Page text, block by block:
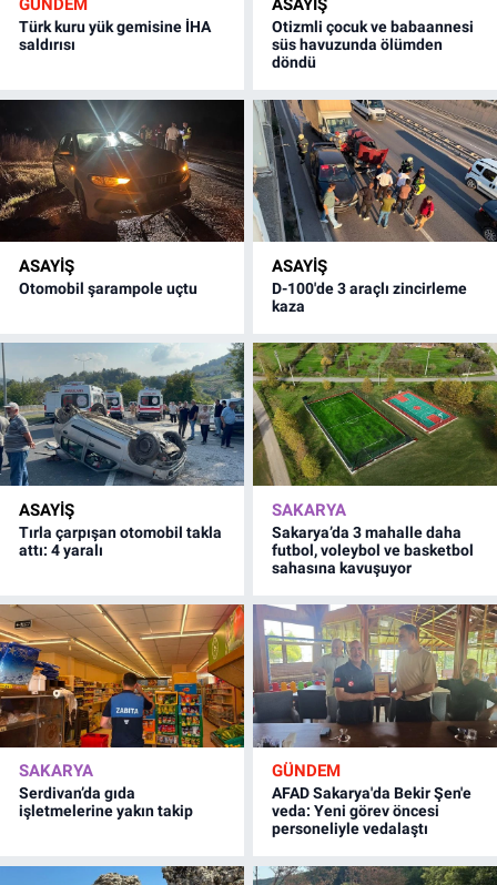
GÜNDEM
Türk kuru yük gemisine İHA
saldırısı
ASAYİŞ
Otizmli çocuk ve babaannesi
süs havuzunda ölümden
döndü
ASAYİŞ
Otomobil şarampole uçtu
ASAYİŞ
D-100'de 3 araçlı zincirleme
kaza
ASAYİŞ
Tırla çarpışan otomobil takla
attı: 4 yaralı
SAKARYA
Sakarya’da 3 mahalle daha
futbol, voleybol ve basketbol
sahasına kavuşuyor
SAKARYA
Serdivan’da gıda
işletmelerine yakın takip
GÜNDEM
AFAD Sakarya'da Bekir Şen'e
veda: Yeni görev öncesi
personeliyle vedalaştı